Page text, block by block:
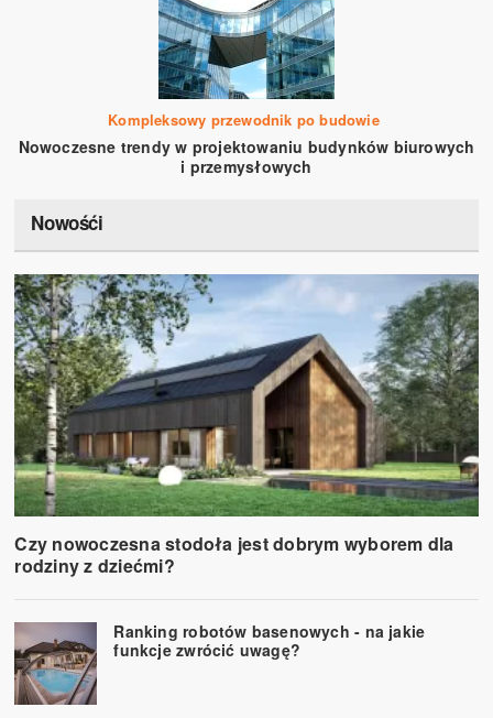
Kompleksowy przewodnik po budowie
Nowoczesne trendy w projektowaniu budynków biurowych
i przemysłowych
Nowośći
Czy nowoczesna stodoła jest dobrym wyborem dla
rodziny z dziećmi?
Ranking robotów basenowych - na jakie
funkcje zwrócić uwagę?